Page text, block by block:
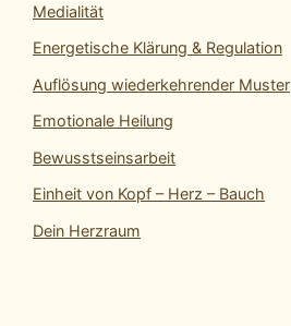
Medialität
Energetische Klärung & Regulation
Auflösung wiederkehrender Muster
Emotionale Heilung
Bewusstseinsarbeit
Einheit von Kopf – Herz – Bauch
Dein Herzraum